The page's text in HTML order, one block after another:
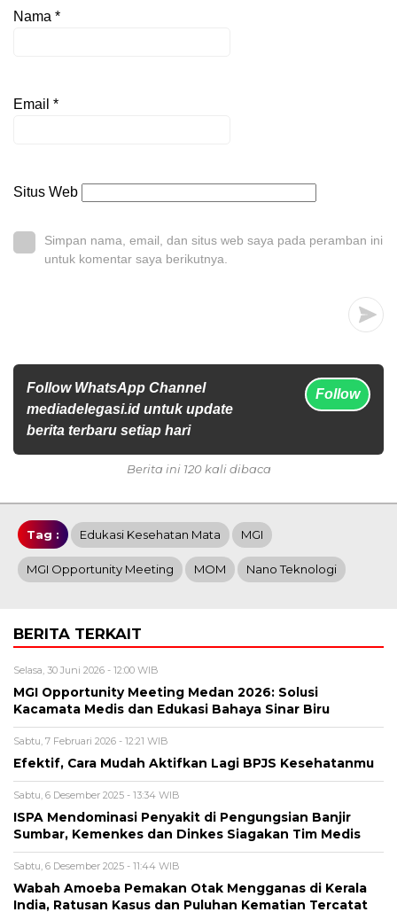
Nama *
Email *
Situs Web
Simpan nama, email, dan situs web saya pada peramban ini
untuk komentar saya berikutnya.
Follow WhatsApp Channel
mediadelegasi.id untuk update
berita terbaru setiap hari
Follow
Berita ini 120 kali dibaca
Tag : Edukasi Kesehatan Mata MGI
MGI Opportunity Meeting MOM Nano Teknologi
BERITA TERKAIT
Selasa, 30 Juni 2026 - 12:00 WIB
MGI Opportunity Meeting Medan 2026: Solusi
Kacamata Medis dan Edukasi Bahaya Sinar Biru
Sabtu, 7 Februari 2026 - 12:21 WIB
Efektif, Cara Mudah Aktifkan Lagi BPJS Kesehatanmu
Sabtu, 6 Desember 2025 - 13:34 WIB
ISPA Mendominasi Penyakit di Pengungsian Banjir
Sumbar, Kemenkes dan Dinkes Siagakan Tim Medis
Sabtu, 6 Desember 2025 - 11:44 WIB
Wabah Amoeba Pemakan Otak Mengganas di Kerala
India, Ratusan Kasus dan Puluhan Kematian Tercatat